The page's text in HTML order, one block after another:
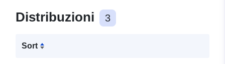
Distribuzioni 3
Sort